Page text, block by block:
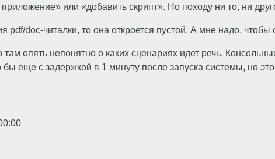
или «добавить скрипт». Но походу ни то, ни
pdf/doc-читалки, то она откроется пустой. А мне надо, чтобы
опять непонятно о каких сценариях идет речь.
еще с задержкой в 1 минуту после запуска системы, но